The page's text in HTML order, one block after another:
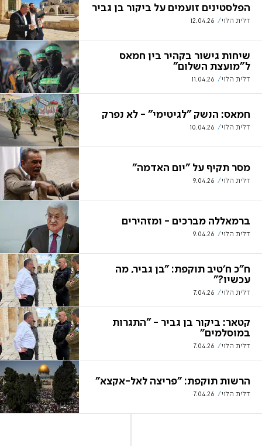
הפלסטינים זועמים על ביקור בן גביר
דלית הלוי 12.04.26
שיחות גישור בקהיר בין חמאס
ל"מועצת השלום"
דלית הלוי 11.04.26
חמאס: הנשק "לגיטימי" - לא נפרק
דלית הלוי 10.04.26
מסר תקיף על "יום האדמה"
דלית הלוי 9.04.26
ברמאללה מברכים - ומזהירים
דלית הלוי 9.04.26
ח"כ ח’טיב תוקפת: "בן גביר, מה
עכשיו?"
דלית הלוי 7.04.26
קטאר: ביקור בן גביר - "התגרות
במוסלמים"
דלית הלוי 7.04.26
הרשות תוקפת: "פריצה לאל-אקצא"
דלית הלוי 7.04.26